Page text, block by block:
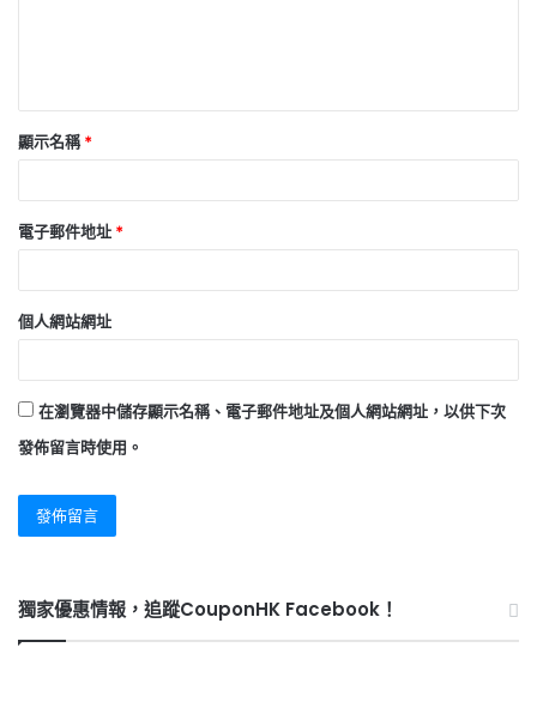
顯示名稱*
電子郵件地址 *
個人網站網址
在瀏覽器中儲存顯示名稱、電子郵件地址及個人網站網址，以供下次
發佈留言時使用。
獨家優惠情報，追蹤CouponHK Facebook！